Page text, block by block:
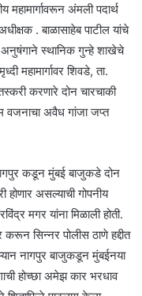
महामार्गावरून अंमली पदार्थ
. बाळासाहेब पाटील यांचे
अनुषंगाने स्थानिक गुन्हे शाखेचे
महामार्गावर शिवडे, ता.
करणारे दोन चारचाकी
वजनाचा अवैध गांजा जप्त
कडून मुंबई बाजुकडे दोन
होणार असल्याची गोपनीय
मगर यांना मिळाली होती.
सिन्नर पोलीस ठाणे हद्दीत
नागपुर बाजुकडून मुंबईनया
होच्छा अमेझ कार भरधाव